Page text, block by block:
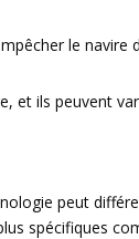
le
ils peuvent
peut
spécifiques